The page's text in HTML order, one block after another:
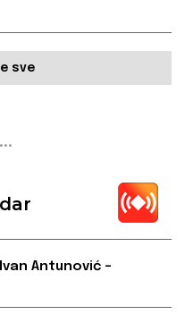
sve
Antunović –